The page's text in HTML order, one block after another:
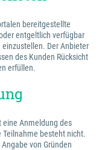
bereitgestellte
entgeltlich verfügbar
Der Anbieter
des Kunden Rücksicht
erfüllen.
eine Anmeldung des
Teilnahme besteht nicht.
von Gründen